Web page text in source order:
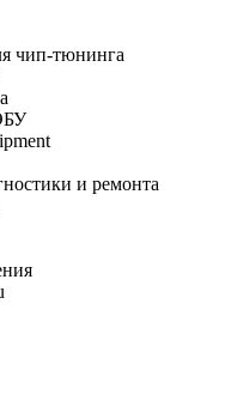
чип-тюнинга
и ремонта